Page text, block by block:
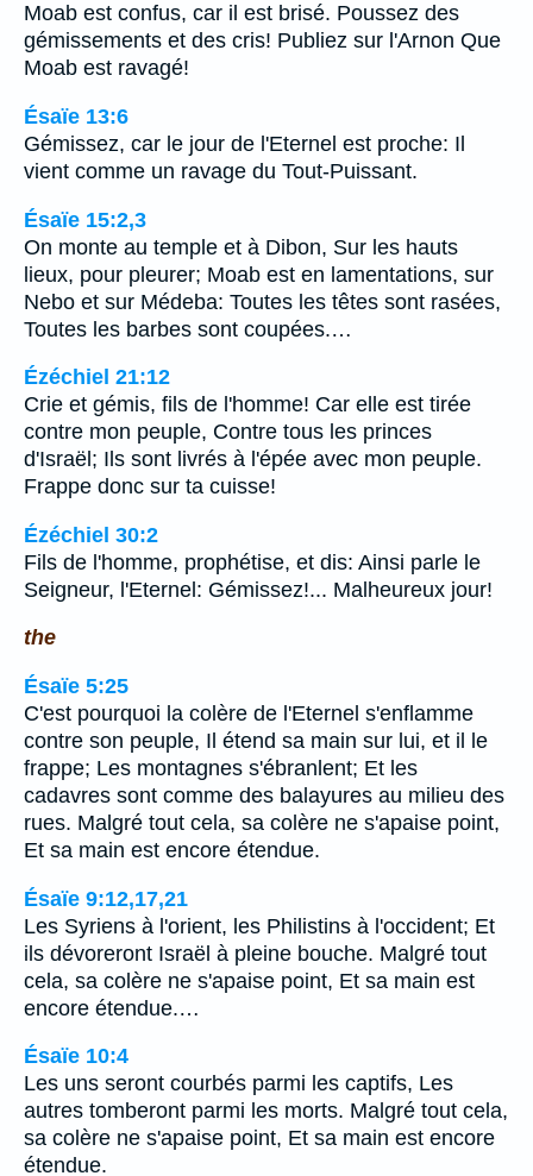
Moab est confus, car il est brisé. Poussez des
gémissements et des cris! Publiez sur l'Arnon Que
Moab est ravagé!
Ésaïe 13:6
Gémissez, car le jour de l'Eternel est proche: Il
vient comme un ravage du Tout-Puissant.
Ésaïe 15:2,3
On monte au temple et à Dibon, Sur les hauts
lieux, pour pleurer; Moab est en lamentations, sur
Nebo et sur Médeba: Toutes les têtes sont rasées,
Toutes les barbes sont coupées.…
Ézéchiel 21:12
Crie et gémis, fils de l'homme! Car elle est tirée
contre mon peuple, Contre tous les princes
d'Israël; Ils sont livrés à l'épée avec mon peuple.
Frappe donc sur ta cuisse!
Ézéchiel 30:2
Fils de l'homme, prophétise, et dis: Ainsi parle le
Seigneur, l'Eternel: Gémissez!... Malheureux jour!
the
Ésaïe 5:25
C'est pourquoi la colère de l'Eternel s'enflamme
contre son peuple, Il étend sa main sur lui, et il le
frappe; Les montagnes s'ébranlent; Et les
cadavres sont comme des balayures au milieu des
rues. Malgré tout cela, sa colère ne s'apaise point,
Et sa main est encore étendue.
Ésaïe 9:12,17,21
Les Syriens à l'orient, les Philistins à l'occident; Et
ils dévoreront Israël à pleine bouche. Malgré tout
cela, sa colère ne s'apaise point, Et sa main est
encore étendue.…
Ésaïe 10:4
Les uns seront courbés parmi les captifs, Les
autres tomberont parmi les morts. Malgré tout cela,
sa colère ne s'apaise point, Et sa main est encore
étendue.